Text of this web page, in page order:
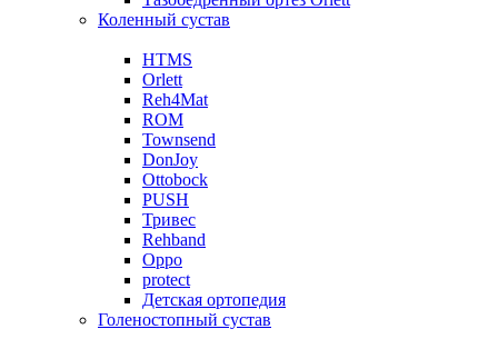
Коленный сустав
HTMS
Orlett
Reh4Mat
ROM
Townsend
DonJoy
Ottobock
PUSH
Тривес
Rehband
Oppo
protect
Детская ортопедия
Голеностопный сустав